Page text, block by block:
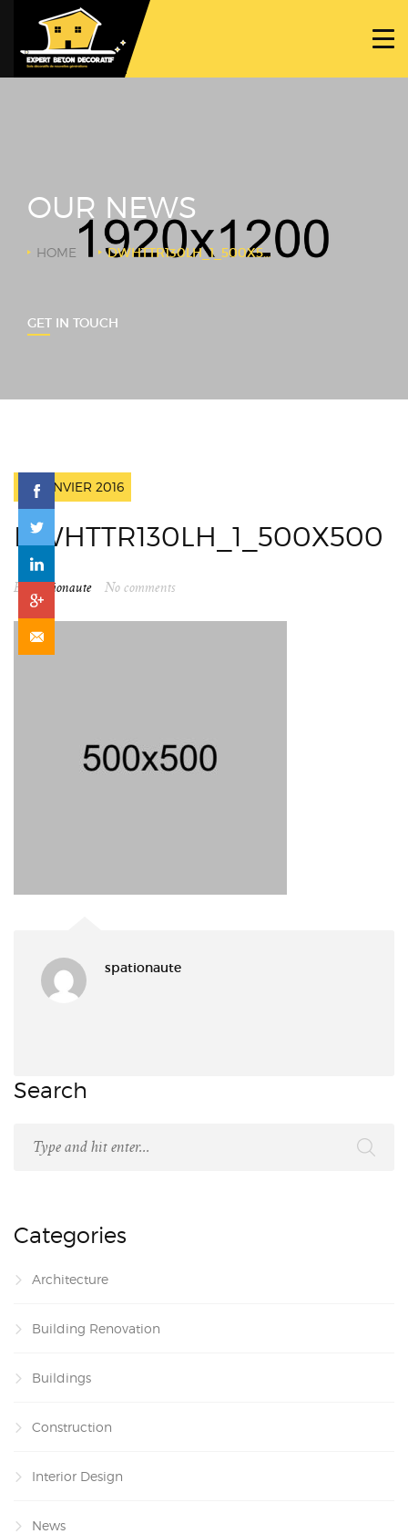
PROJETS
NOUS CONTACTER
OUR NEWS
HOME DWHTTR130LH_1_500X500
GET IN TOUCH
18 JANVIER 2016
DWHTTR130LH_1_500X500
By spationaute No comments
spationaute
Search
Categories
Architecture
Building Renovation
Buildings
Construction
Interior Design
News